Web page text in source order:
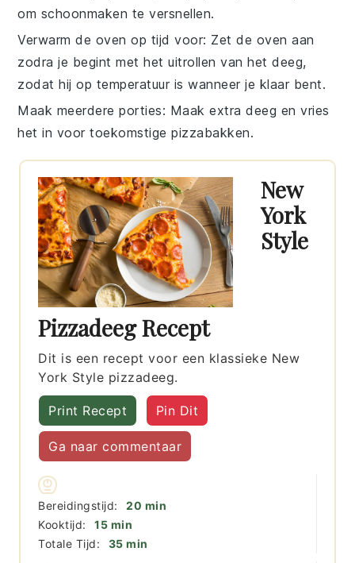
om schoonmaken te versnellen.
Verwarm de oven op tijd voor: Zet de oven aan
zodra je begint met het uitrollen van het deeg,
zodat hij op temperatuur is wanneer je klaar bent.
Maak meerdere porties: Maak extra deeg en vries
het in voor toekomstige pizzabakken.
New
York
Style
Pizzadeeg Recept
Dit is een recept voor een klassieke New
York Style pizzadeeg.
Print Recept Pin Dit
Ga naar commentaar
Bereidingstijd: 20 minuten
min
Kooktijd:
15minuten
min
Totale Tijd:
35minuten
min